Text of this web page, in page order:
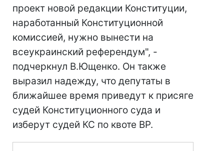
проект новой редакции Конституции,
наработанный Конституционной
комиссией, нужно вынести на
всеукраинский референдум", -
подчеркнул В.Ющенко. Он также
выразил надежду, что депутаты в
ближайшее время приведут к присяге
судей Конституционного суда и
изберут судей КС по квоте ВР.